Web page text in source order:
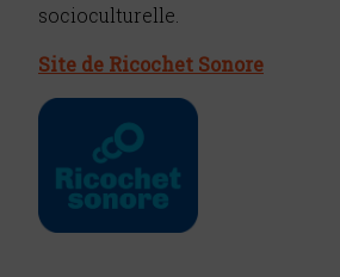
socioculturelle.
Site de Ricochet Sonore